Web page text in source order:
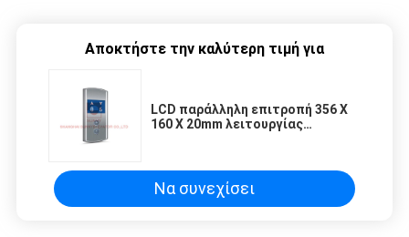
Αποκτήστε την καλύτερη τιμή για
LCD παράλληλη επιτροπή 356 X
160 X 20mm λειτουργίας
Να συνεχίσει